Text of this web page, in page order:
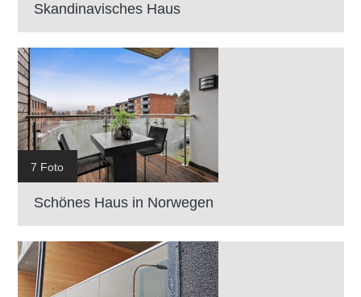
Skandinavisches Haus
7 Foto
Schönes Haus in Norwegen